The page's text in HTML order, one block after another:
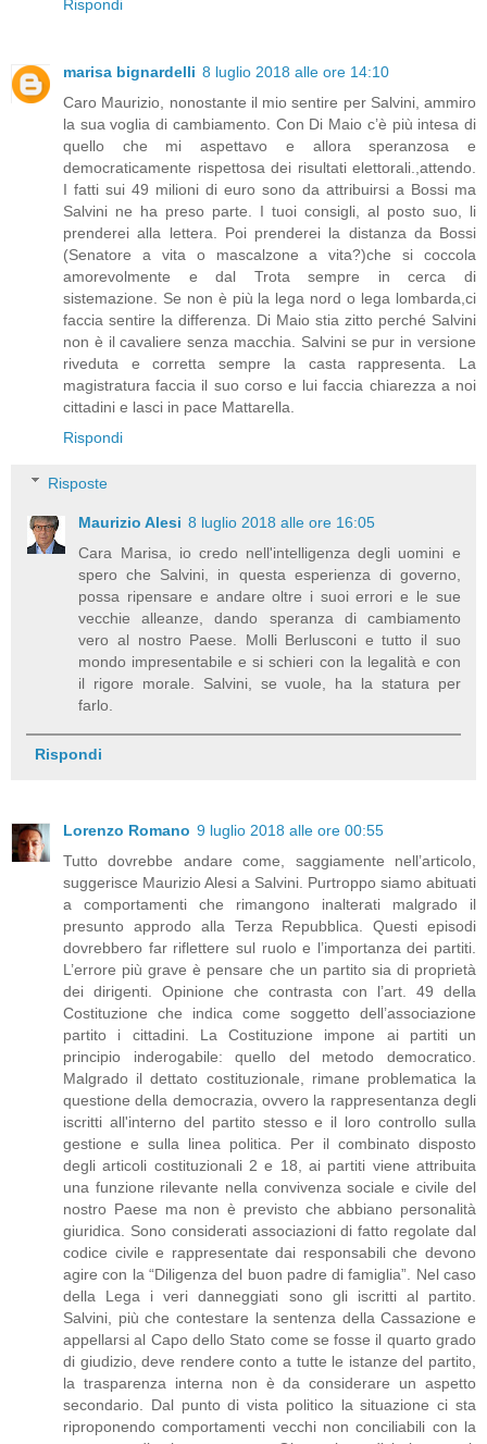
Rispondi
marisa bignardelli 8 luglio 2018 alle ore 14:10
Caro Maurizio, nonostante il mio sentire per Salvini, ammiro
la sua voglia di cambiamento. Con Di Maio c’è più intesa di
quello che mi aspettavo e allora speranzosa e
democraticamente rispettosa dei risultati elettorali.,attendo.
I fatti sui 49 milioni di euro sono da attribuirsi a Bossi ma
Salvini ne ha preso parte. I tuoi consigli, al posto suo, li
prenderei alla lettera. Poi prenderei la distanza da Bossi
(Senatore a vita o mascalzone a vita?)che si coccola
amorevolmente e dal Trota sempre in cerca di
sistemazione. Se non è più la lega nord o lega lombarda,ci
faccia sentire la differenza. Di Maio stia zitto perché Salvini
non è il cavaliere senza macchia. Salvini se pur in versione
riveduta e corretta sempre la casta rappresenta. La
magistratura faccia il suo corso e lui faccia chiarezza a noi
cittadini e lasci in pace Mattarella.
Rispondi
Risposte
Maurizio Alesi 8 luglio 2018 alle ore 16:05
Cara Marisa, io credo nell'intelligenza degli uomini e
spero che Salvini, in questa esperienza di governo,
possa ripensare e andare oltre i suoi errori e le sue
vecchie alleanze, dando speranza di cambiamento
vero al nostro Paese. Molli Berlusconi e tutto il suo
mondo impresentabile e si schieri con la legalità e con
il rigore morale. Salvini, se vuole, ha la statura per
farlo.
Rispondi
Lorenzo Romano 9 luglio 2018 alle ore 00:55
Tutto dovrebbe andare come, saggiamente nell’articolo,
suggerisce Maurizio Alesi a Salvini. Purtroppo siamo abituati
a comportamenti che rimangono inalterati malgrado il
presunto approdo alla Terza Repubblica. Questi episodi
dovrebbero far riflettere sul ruolo e l’importanza dei partiti.
L’errore più grave è pensare che un partito sia di proprietà
dei dirigenti. Opinione che contrasta con l’art. 49 della
Costituzione che indica come soggetto dell’associazione
partito i cittadini. La Costituzione impone ai partiti un
principio inderogabile: quello del metodo democratico.
Malgrado il dettato costituzionale, rimane problematica la
questione della democrazia, ovvero la rappresentanza degli
iscritti all'interno del partito stesso e il loro controllo sulla
gestione e sulla linea politica. Per il combinato disposto
degli articoli costituzionali 2 e 18, ai partiti viene attribuita
una funzione rilevante nella convivenza sociale e civile del
nostro Paese ma non è previsto che abbiano personalità
giuridica. Sono considerati associazioni di fatto regolate dal
codice civile e rappresentate dai responsabili che devono
agire con la “Diligenza del buon padre di famiglia”. Nel caso
della Lega i veri danneggiati sono gli iscritti al partito.
Salvini, più che contestare la sentenza della Cassazione e
appellarsi al Capo dello Stato come se fosse il quarto grado
di giudizio, deve rendere conto a tutte le istanze del partito,
la trasparenza interna non è da considerare un aspetto
secondario. Dal punto di vista politico la situazione ci sta
riproponendo comportamenti vecchi non conciliabili con la